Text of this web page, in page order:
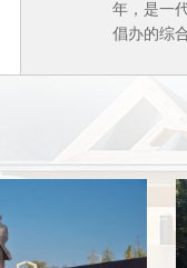
年，是一
倡办的综